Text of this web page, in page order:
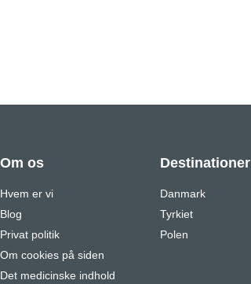
Om os
Hvem er vi
Blog
Privat politik
Om cookies på siden
Det medicinske indhold
Destinationer
Danmark
Tyrkiet
Polen